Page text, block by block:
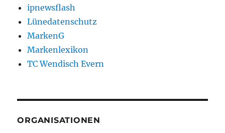
ipnewsflash
Lünedatenschutz
MarkenG
Markenlexikon
TC Wendisch Evern
ORGANISATIONEN